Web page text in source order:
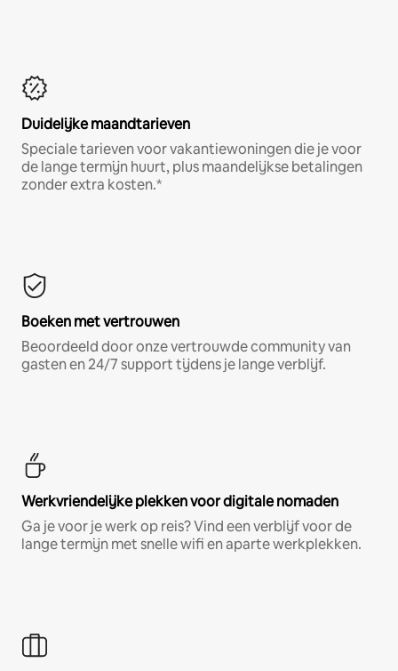
Duidelijke maandtarieven
Speciale tarieven voor vakantiewoningen die je voor
de lange termijn huurt, plus maandelijkse betalingen
zonder extra kosten.*
Boeken met vertrouwen
Beoordeeld door onze vertrouwde community van
gasten en 24/7 support tijdens je lange verblijf.
Werkvriendelijke plekken voor digitale nomaden
Ga je voor je werk op reis? Vind een verblijf voor de
lange termijn met snelle wifi en aparte werkplekken.